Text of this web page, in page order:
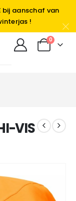
bij aanschaf van
!
0
VIS